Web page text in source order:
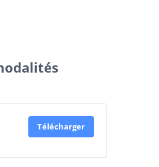
Télécharger